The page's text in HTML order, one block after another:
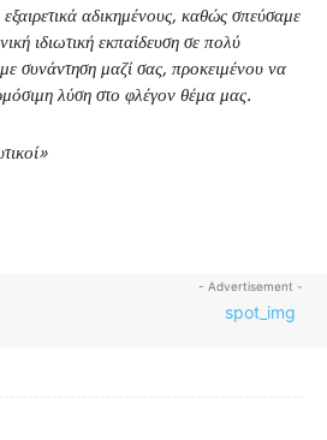
αδικημένους, καθώς σπεύσαμε
ιδιωτική εκπαίδευση σε πολύ
συνάντηση μαζί σας, προκειμένου να
λύση στο φλέγον θέμα μας.
- Advertisement -